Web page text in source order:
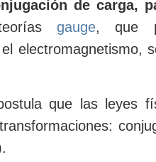
de carga,
gauge, que
electromagnetismo,
que las leyes